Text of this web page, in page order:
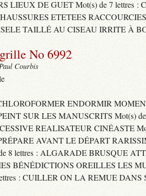
LIEUX DE GUET Mot(s) de 7 lettres :
ETETEES
TAILLÉ AU CISEAU IRRITE À
No 6992
Courbis
ENDORMIR
SUR LES MANUSCRITS Mot(s) de
REALISATEUR CINÉASTE
AVANT LE DÉPART
8 lettres : ALGARADE BRUSQUE
BÉNÉDICTIONS OREILLES LES
: CUILLER ON LA REMUE DANS